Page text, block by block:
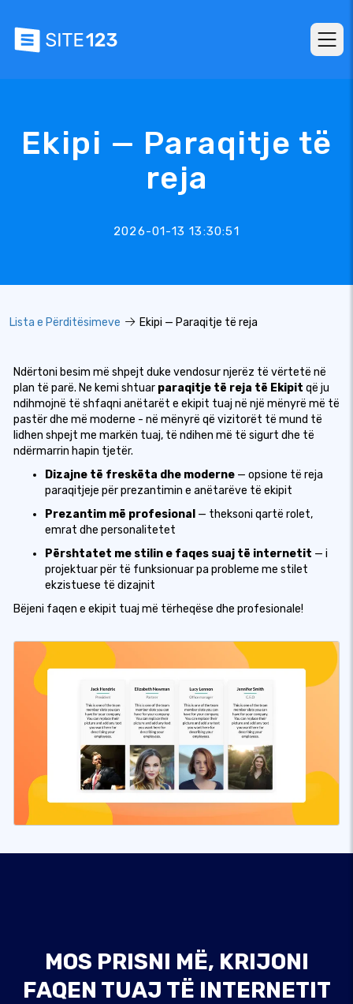
Ekipi — Paraqitje të
reja
2026-01-13 13:30:51
Lista e Përditësimeve Ekipi — Paraqitje të reja
Ndërtoni besim më shpejt duke vendosur njerëz të vërtetë në
plan të parë. Ne kemi shtuar paraqitje të reja të Ekipit që ju
ndihmojnë të shfaqni anëtarët e ekipit tuaj në një mënyrë më të
pastër dhe më moderne - në mënyrë që vizitorët të mund të
lidhen shpejt me markën tuaj, të ndihen më të sigurt dhe të
ndërmarrin hapin tjetër.
Dizajne të freskëta dhe moderne — opsione të reja
paraqitjeje për prezantimin e anëtarëve të ekipit
Prezantim më profesional — theksoni qartë rolet,
emrat dhe personalitetet
Përshtatet me stilin e faqes suaj të internetit — i
projektuar për të funksionuar pa probleme me stilet
ekzistuese të dizajnit
Bëjeni faqen e ekipit tuaj më tërheqëse dhe profesionale!
MOS PRISNI MË, KRIJONI
FAQEN TUAJ TË INTERNETIT